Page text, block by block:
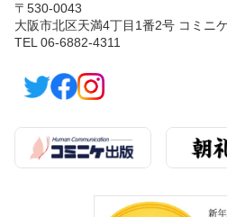
〒530-0043
大阪市北区天満4丁目1番2号 コミニ
TEL 06-6882-4311